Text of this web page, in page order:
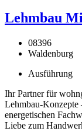
Lehmbau
08396
Waldenburg
Ausführung
Ihr Partner für
Lehmbau-Konzepte
energetischen
Liebe zum